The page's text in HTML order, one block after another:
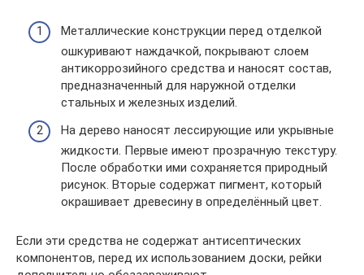
Металлические конструкции перед отделкой
ошкуривают наждачкой, покрывают слоем
антикоррозийного средства и наносят состав,
предназначенный для наружной отделки
стальных и железных изделий.
На дерево наносят лессирующие или укрывные
жидкости. Первые имеют прозрачную текстуру.
После обработки ими сохраняется природный
рисунок. Вторые содержат пигмент, который
окрашивает древесину в определённый цвет.
Если эти средства не содержат антисептических
компонентов, перед их использованием доски, рейки